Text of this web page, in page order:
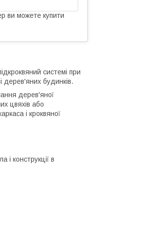
ви можете купити
системі при
дерев'яних будинків.
дерев'яної
цвяхів або
і кроквяної
і конструкції в